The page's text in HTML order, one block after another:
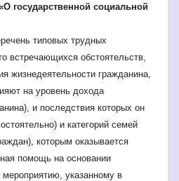
государственной социальной
типовых трудных
встречающихся обстоятельств,
жизнедеятельности гражданина,
на уровень дохода
и последствия которых он
и категорий семей
которым оказывается
помощь на основании
мероприятию, указанному в